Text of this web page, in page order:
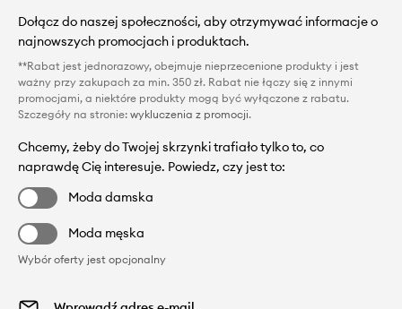
Dołącz do naszej społeczności, aby otrzymywać informacje o
najnowszych promocjach i produktach.
**Rabat jest jednorazowy, obejmuje nieprzecenione produkty i jest
ważny przy zakupach za min. 350 zł. Rabat nie łączy się z innymi
promocjami, a niektóre produkty mogą być wyłączone z rabatu.
Szczegóły na stronie: wykluczenia z promocji.
Chcemy, żeby do Twojej skrzynki trafiało tylko to, co
naprawdę Cię interesuje. Powiedz, czy jest to:
Moda damska
Moda męska
Wybór oferty jest opcjonalny